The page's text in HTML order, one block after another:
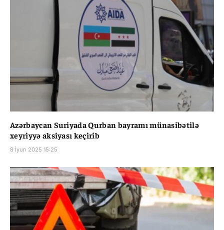
Azərbaycan Suriyada Qurban bayramı münasibətilə
xeyriyyə aksiyası keçirib
8 İyun 2025 15:25